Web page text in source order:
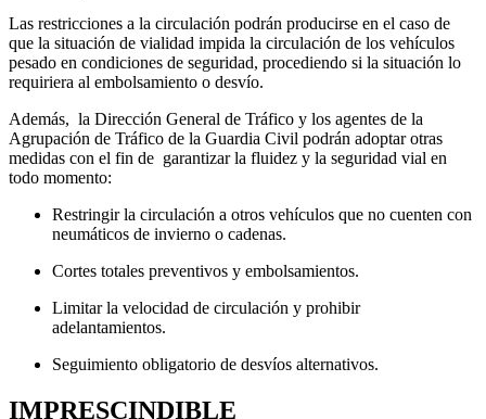
Las restricciones a la circulación podrán producirse en el caso de
que la situación de vialidad impida la circulación de los vehículos
pesado en condiciones de seguridad, procediendo si la situación lo
requiriera al embolsamiento o desvío.
Además, la Dirección General de Tráfico y los agentes de la
Agrupación de Tráfico de la Guardia Civil podrán adoptar otras
medidas con el fin de garantizar la fluidez y la seguridad vial en
todo momento:
Restringir la circulación a otros vehículos que no cuenten con
neumáticos de invierno o cadenas.
Cortes totales preventivos y embolsamientos.
Limitar la velocidad de circulación y prohibir
adelantamientos.
Seguimiento obligatorio de desvíos alternativos.
IMPRESCINDIBLE